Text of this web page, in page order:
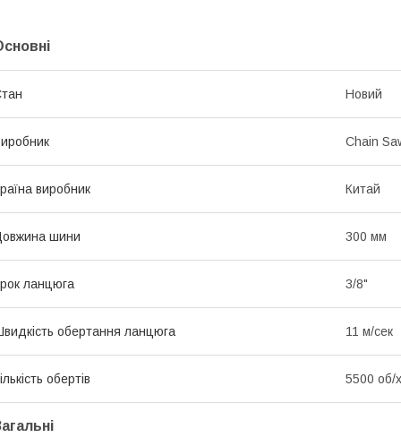
Новий
Chain
виробник Китай
шини 300 мм
ланцюга 3/8"
обертання ланцюга 11 м/сек
обертів 5500 об/